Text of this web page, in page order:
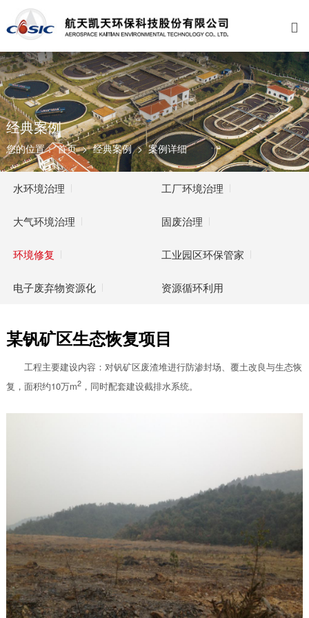
关于我们
公司介绍
资质荣誉
发展历程
企业文化
联系我们
业务范围
水环境治理
工厂环境治理
大气环境治理
固废处理
环境修复
工业园区环保管家
电子废弃物资源化
资源循环利用
新闻资讯
公司新闻
党群工作
媒体聚焦
视频中心
公告通知
招贤纳士
福利与成长
校园招聘

经典案例
您的位置： 首页 > 经典案例 >案例详细
水环境治理 工厂环境治理
大气环境治理 固废治理
环境修复 工业园区环保管家
电子废弃物资源化 资源循环利用
某钒矿区生态恢复项目
工程主要建设内容：对钒矿区废渣堆进行防渗封场、覆土改良与生态恢
复，面积约10万m2，同时配套建设截排水系统。